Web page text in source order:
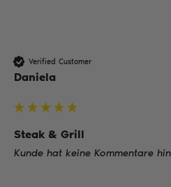
Verified Customer
Daniela
Steak & Grill
Kunde hat keine Kommentare